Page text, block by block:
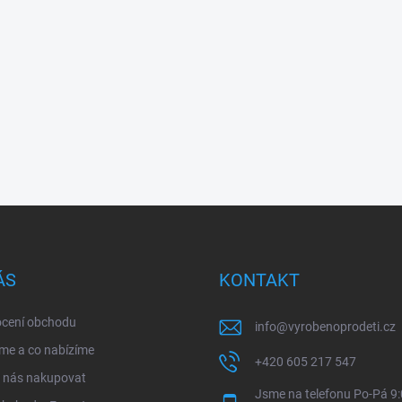
obchodu
a co nabízíme
nás nakupovat
KONTAKT
info@vyrobenoprodeti.cz
+420 605 217 547
Jsme na telefonu Po-Pá